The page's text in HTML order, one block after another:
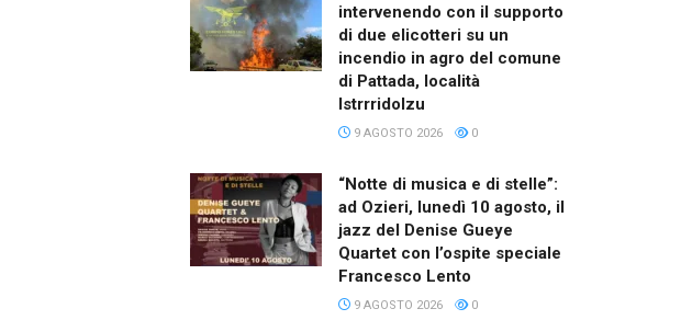
intervenendo con il supporto
di due elicotteri su un
incendio in agro del comune
di Pattada, località
Istrrridolzu
9 AGOSTO 2026 0
“Notte di musica e di stelle”:
ad Ozieri, lunedì 10 agosto, il
jazz del Denise Gueye
Quartet con l’ospite speciale
Francesco Lento
9 AGOSTO 2026 0